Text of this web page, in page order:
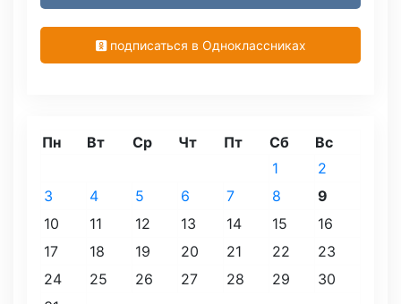
подписаться в Одноклассниках
Пн Вт Ср Чт Пт Сб Вс
1
2
3
4 5 6 7 8
9
10
11 12 13 14 15
16
17
18 19 20 21 22
23
24
25 26 27 28 29
30